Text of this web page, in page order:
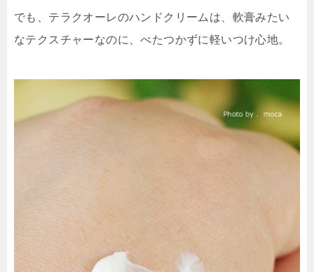
でも、テラクオーレのハンドクリームは、軟膏みたい
なテクスチャーなのに、べたつかずに軽いつけ心地。